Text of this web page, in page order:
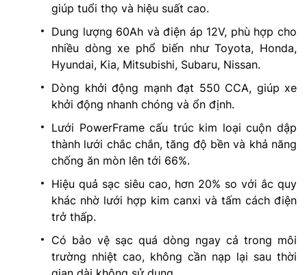
giúp tuổi thọ và hiệu suất cao.
Dung lượng 60Ah và điện áp 12V, phù hợp cho
nhiều dòng xe phổ biến như Toyota, Honda,
Hyundai, Kia, Mitsubishi, Subaru, Nissan.
Dòng khởi động mạnh đạt 550 CCA, giúp xe
khởi động nhanh chóng và ổn định.
Lưới PowerFrame cấu trúc kim loại cuộn dập
thành lưới chắc chắn, tăng độ bền và khả năng
chống ăn mòn lên tới 66%.
Hiệu quả sạc siêu cao, hơn 20% so với ắc quy
khác nhờ lưới hợp kim canxi và tấm cách điện
trở thấp.
Có bảo vệ sạc quá dòng ngay cả trong môi
trường nhiệt cao, không cần nạp lại sau thời